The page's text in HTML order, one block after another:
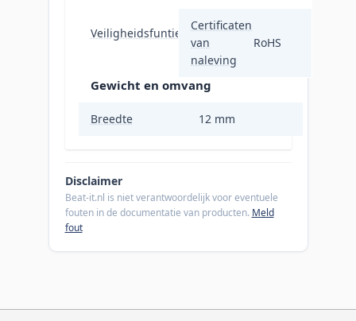
Veiligheidsfunties
Schokbestendig,
Waterbestendig
Gewicht en omvang
Breedte 12 mm
Certificaten
van
naleving
RoHS
Disclaimer
Beat-it.nl is niet verantwoordelijk voor eventuele
fouten in de documentatie van producten. Meld
fout